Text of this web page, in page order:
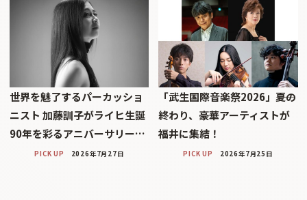
世界を魅了するパーカッショ
ニスト 加藤訓子がライヒ生誕
90年を彩るアニバーサリー…
PICK UP 2026年7月27日
「武生国際音楽祭2026」――夏の
終わり、豪華アーティストが
福井に集結！
PICK UP 2026年7月25日